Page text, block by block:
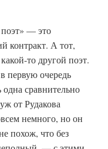
поэт» — это
контракт. А тот,
то другой поэт.
первую очередь
сравнительно
от Рудакова
немного, но он
похож, что без